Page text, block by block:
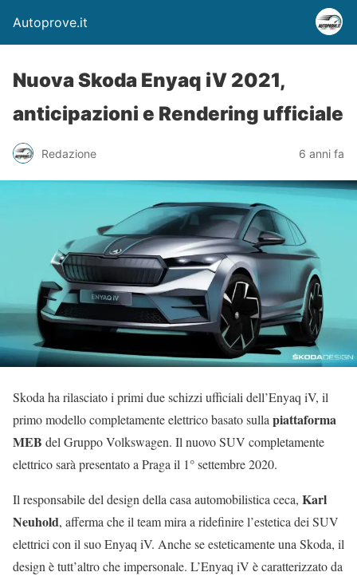
Autoprove.it
Nuova Skoda Enyaq iV 2021,
anticipazioni e Rendering ufficiale
Redazione 6 anni fa
Skoda ha rilasciato i primi due schizzi ufficiali dell’Enyaq iV, il
primo modello completamente elettrico basato sullapiattaforma
MEB del Gruppo Volkswagen. Il nuovo SUV completamente
elettrico sarà presentato a Praga il 1° settembre 2020.
Il responsabile del design della casa automobilistica ceca, Karl
Neuhold, afferma che il team mira a ridefinire l’estetica dei SUV
elettrici con il suo Enyaq iV. Anche se esteticamente una Skoda, il
design è tutt’altro che impersonale. L’Enyaq iV è caratterizzato da